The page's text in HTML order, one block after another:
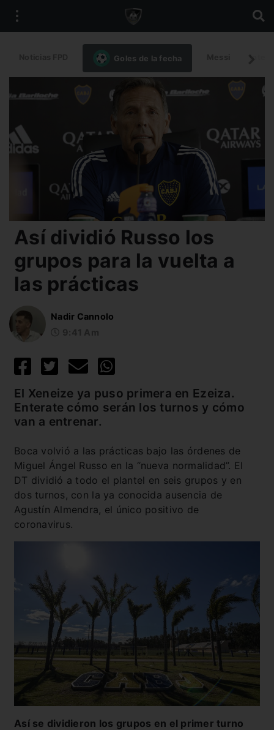
Goles de la fecha
Así dividió Russo los
grupos para la vuelta a
las prácticas
Nadir Cannolo
El Xeneize ya puso primera en Ezeiza.
Enterate cómo serán los turnos y cómo
van a entrenar.
Boca volvió a las prácticas bajo las órdenes de
Miguel Ángel Russo en la “nueva normalidad”. El
DT dividió a todo el plantel en seis grupos y en
dos turnos, con la ya conocida ausencia de
Agustín Almendra, el único positivo de
coronavirus.
Así se dividieron los grupos en el primer turno